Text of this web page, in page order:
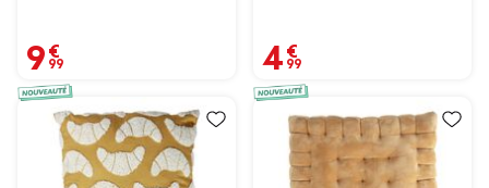
9,99 € 4,99 €